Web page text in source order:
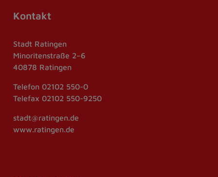
Kontakt
Stadt Ratingen
Minoritenstraße 2–6
40878 Ratingen
Telefon 02102 550-0
Telefax 02102 550-9250
stadt@ratingen.de
www.ratingen.de